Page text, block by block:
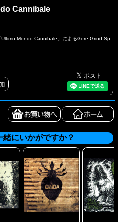
Cannibale
Ultimo Mondo Cannibale」によるGore Grind Sp
緒にいかがですか？